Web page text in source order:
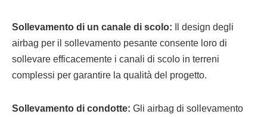
Sollevamento di un canale di scolo: Il design degli
airbag per il sollevamento pesante consente loro di
sollevare efficacemente i canali di scolo in terreni
complessi per garantire la qualità del progetto.
Sollevamento di condotte: Gli airbag di sollevamento